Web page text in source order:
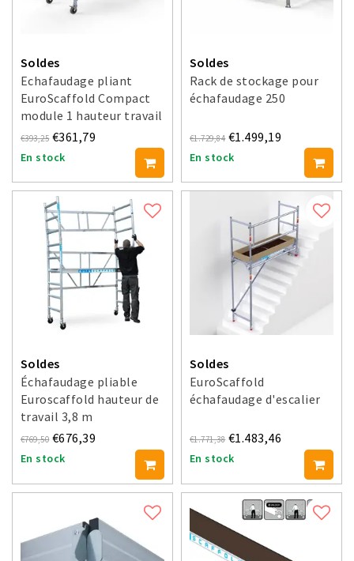
Soldes
Echafaudage pliant
EuroScaffold Compact
module 1 hauteur travail
3 m
€393,25 €361,79
En stock
Soldes
Rack de stockage pour
échafaudage 250
€1.729,84 €1.499,19
En stock
Soldes
Échafaudage pliable
Euroscaffold hauteur de
travail 3,8 m
€769,50 €676,39
En stock
Soldes
EuroScaffold
échafaudage d'escalier
€1.771,38 €1.483,46
En stock